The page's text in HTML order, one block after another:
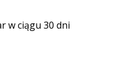
w ciągu 30 dni